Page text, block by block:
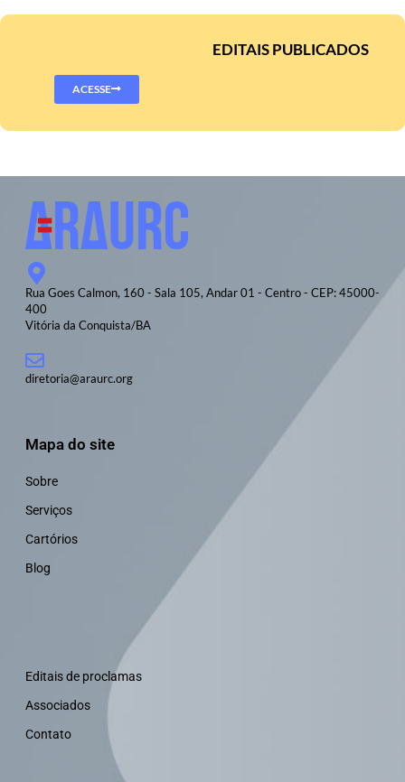
EDITAIS PUBLICADOS
ACESSE
Rua Goes Calmon, 160 - Sala 105, Andar 01 - Centro - CEP: 45000-
400
Vitória da Conquista/BA
diretoria@araurc.org
Mapa do site
Sobre
Serviços
Cartórios
Blog
Editais de proclamas
Associados
Contato